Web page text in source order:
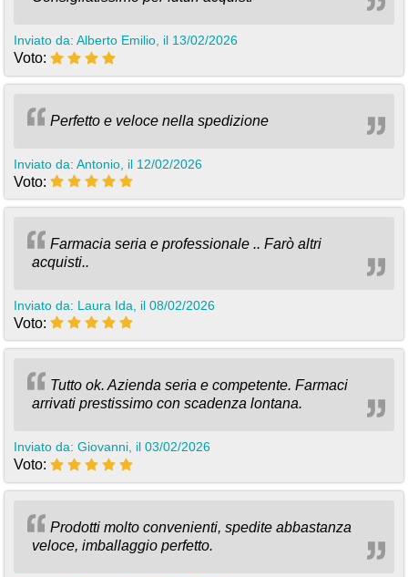
Inviato da: Alberto Emilio, il 13/02/2026
Voto:
Perfetto e veloce nella spedizione
Inviato da: Antonio, il 12/02/2026
Voto:
Farmacia seria e professionale .. Farò altri
acquisti..
Inviato da: Laura Ida, il 08/02/2026
Voto:
Tutto ok. Azienda seria e competente. Farmaci
arrivati prestissimo con scadenza lontana.
Inviato da: Giovanni, il 03/02/2026
Voto:
Prodotti molto convenienti, spedite abbastanza
veloce, imballaggio perfetto.